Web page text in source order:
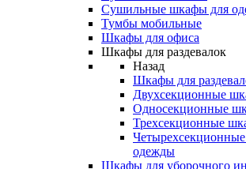
Сушильные шкафы для
Тумбы мобильные
Шкафы для офиса
Шкафы для раздевалок
Назад
Шкафы для
Двухсекционные
Односекционные
Трехсекционные
одежды
Шкафы для уборочного